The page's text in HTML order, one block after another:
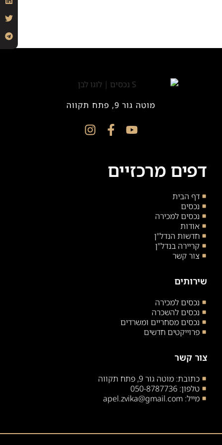
מוטה גור 9, פתח תקווה
דפים מרכזיים
דף הבית
נכסים
נכסים למכירה
אודות
חדשות הנדל"ן
קריירה בנדל"ן
צור קשר
שירותים
נכסים למכירה
נכסים להשכרה
נכסים מסחריים ומשרדים
פרוייקטים חדשים
צור קשר
כתובת: מוטה גור 9, פתח תקווה
טלפון: 050-8787736
מייל: apel.zvika@gmail.com